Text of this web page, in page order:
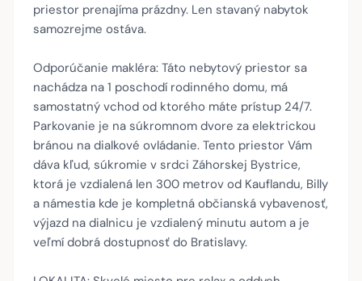
priestor prenajíma prázdny. Len stavaný nabytok
samozrejme ostáva.
Odporúčanie makléra: Táto nebytový priestor sa
nachádza na 1 poschodí rodinného domu, má
samostatný vchod od ktorého máte prístup 24/7.
Parkovanie je na súkromnom dvore za elektrickou
bránou na dialkové ovládanie. Tento priestor Vám
dáva kľud, súkromie v srdci Záhorskej Bystrice,
ktorá je vzdialená len 300 metrov od Kauflandu, Billy
a námestia kde je kompletná občianská vybavenosť,
výjazd na dialnicu je vzdialený minutu autom a je
veľmí dobrá dostupnosť do Bratislavy.